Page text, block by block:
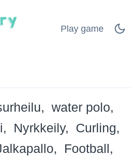
Play game
water polo
Nyrkkeily
Curling
Football